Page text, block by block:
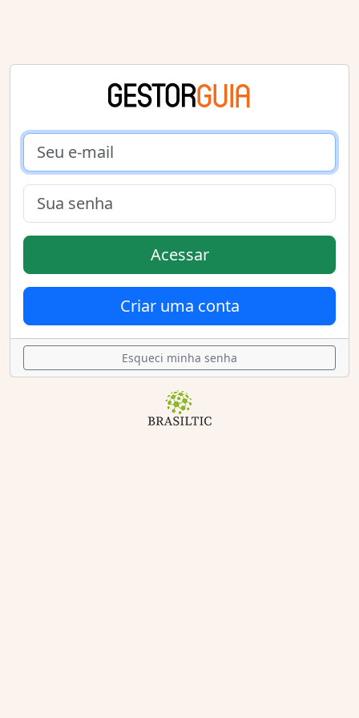
Acessar
Criar uma conta
Esqueci minha senha